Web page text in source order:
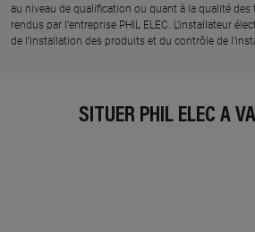
au niveau de qualification ou quant à la qualité des
rendus par l’entreprise PHIL ELEC. L’installateur
de l’installation des produits et du contrôle de
SITUER PHIL ELEC À